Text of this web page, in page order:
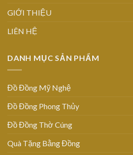
GIỚI THIỆU
LIÊN HỆ
DANH MỤC SẢN PHẨM
Đồ Đồng Mỹ Nghệ
Đồ Đồng Phong Thủy
Đồ Đồng Thờ Cúng
Quà Tặng Bằng Đồng